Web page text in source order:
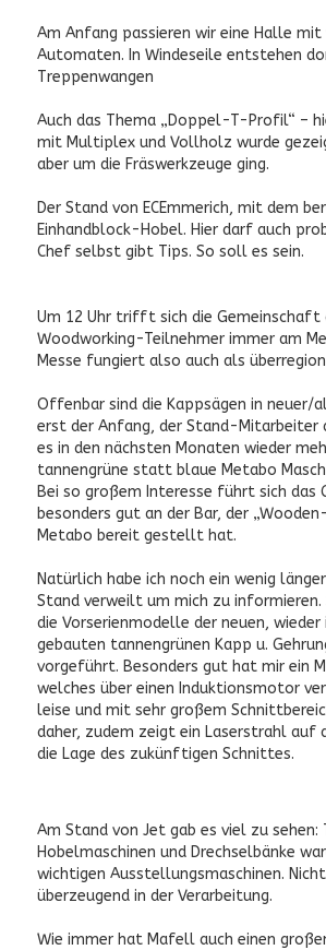
Am Anfang passieren wir eine Halle mit
Automaten. In Windeseile entstehen
Treppenwangen
Auch das Thema „Doppel-T-Profil“ –
mit Multiplex und Vollholz wurde
aber um die Fräswerkzeuge ging.
Der Stand von ECEmmerich, mit dem
Einhandblock-Hobel. Hier darf auch
Chef selbst gibt Tips. So soll es sein.
Um 12 Uhr trifft sich die Gemeinschaft
Woodworking-Teilnehmer immer am
Messe fungiert also auch als
Offenbar sind die Kappsägen in neuer/
erst der Anfang, der Stand-Mitarbeiter
es in den nächsten Monaten wieder
tannengrüne statt blaue Metabo
Bei so großem Interesse führt sich das
besonders gut an der Bar, der
Metabo bereit gestellt hat.
Natürlich habe ich noch ein wenig
Stand verweilt um mich zu
die Vorserienmodelle der neuen, wieder
gebauten tannengrünen Kapp u.
vorgeführt. Besonders gut hat mir ein
welches über einen Induktionsmotor
leise und mit sehr großem
daher, zudem zeigt ein Laserstrahl auf
die Lage des zukünftigen Schnittes.
Am Stand von Jet gab es viel zu sehen:
Hobelmaschinen und Drechselbänke
wichtigen Ausstellungsmaschinen.
überzeugend in der Verarbeitung.
Wie immer hat Mafell auch einen